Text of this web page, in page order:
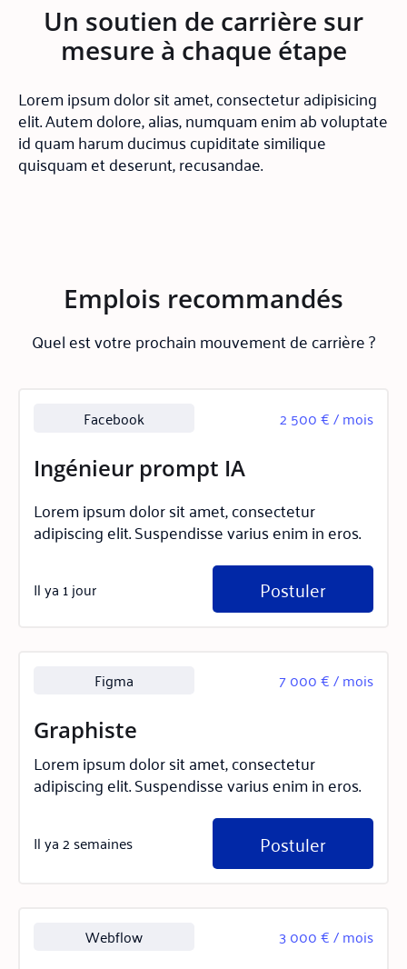
Un soutien de carrière sur
mesure à chaque étape
Lorem ipsum dolor sit amet, consectetur adipisicing
elit. Autem dolore, alias, numquam enim ab voluptate
id quam harum ducimus cupiditate similique
quisquam et deserunt, recusandae.
Emplois recommandés
Quel est votre prochain mouvement de carrière ?
Facebook 2 500 € / mois
Ingénieur prompt IA
Lorem ipsum dolor sit amet, consectetur
adipiscing elit. Suspendisse varius enim in eros.
Il ya 1 jour Postuler
Figma 7 000 € / mois
Graphiste
Lorem ipsum dolor sit amet, consectetur
adipiscing elit. Suspendisse varius enim in eros.
Il ya 2 semaines Postuler
Webflow 3 000 € / mois